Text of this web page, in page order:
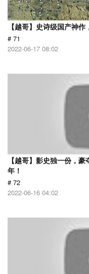
【越哥】史诗级国产神
# 71
2022-06-17 08:02
【越哥】影史独一份，
年！
# 72
2022-06-16 04:02